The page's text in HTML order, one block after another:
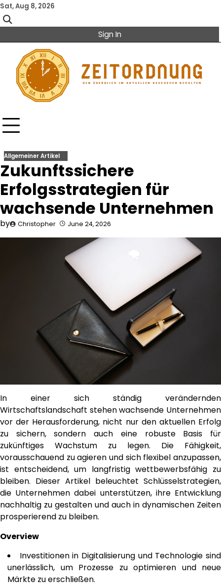
Skip
to
content
Sat, Aug 8, 2026
Sign In
Allgemeiner Artikel
Zukunftssichere
Erfolgsstrategien für
wachsende Unternehmen
by Christopher June 24, 2026
In einer sich ständig verändernden
Wirtschaftslandschaft stehen wachsende Unternehmen
vor der Herausforderung, nicht nur den aktuellen Erfolg
zu sichern, sondern auch eine robuste Basis für
zukünftiges Wachstum zu legen. Die Fähigkeit,
vorausschauend zu agieren und sich flexibel anzupassen,
ist entscheidend, um langfristig wettbewerbsfähig zu
bleiben. Dieser Artikel beleuchtet Schlüsselstrategien,
die Unternehmen dabei unterstützen, ihre Entwicklung
nachhaltig zu gestalten und auch in dynamischen Zeiten
prosperierend zu bleiben.
Overview
Investitionen in Digitalisierung und Technologie sind
unerlässlich, um Prozesse zu optimieren und neue
Märkte zu erschließen.